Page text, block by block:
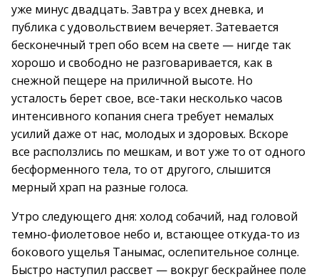
уже минус двадцать. Завтра у всех дневка, и
публика с удовольствием вечеряет. Затевается
бесконечный треп обо всем на свете — нигде так
хорошо и свободно не разговаривается, как в
снежной пещере на приличной высоте. Но
усталость берет свое, все-таки несколько часов
интенсивного копания снега требует немалых
усилий даже от нас, молодых и здоровых. Вскоре
все расползлись по мешкам, и вот уже то от одного
бесформенного тела, то от другого, слышится
мерный храп на разные голоса.
Утро следующего дня: холод собачий, над головой
темно-фиолетовое небо и, встающее откуда-то из
бокового ущелья Танымас, ослепительное солнце.
Быстро наступил рассвет — вокруг бескрайнее поле